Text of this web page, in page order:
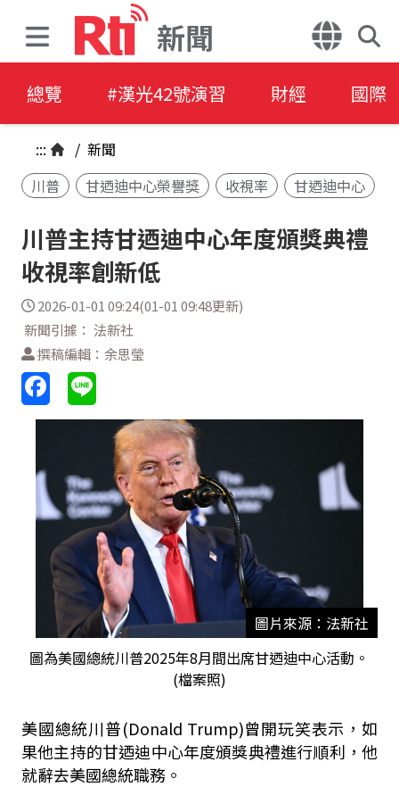
新聞
總覽 #漢光42號演習 財經 國際
::: / 新聞
川普
甘迺迪中心榮譽獎 收視率 甘迺迪中心
川普主持甘迺迪中心年度頒獎典禮
收視率創新低
2026-01-01 09:24(01-01 09:48更新)
新聞引據： 法新社
撰稿編輯：余思瑩
圖片來源：法新社
圖為美國總統川普2025年8月間出席甘迺迪中心活動。
(檔案照)
美國總統川普(Donald Trump)曾開玩笑表示，如
果他主持的甘迺迪中心年度頒獎典禮進行順利，他
就辭去美國總統職務。